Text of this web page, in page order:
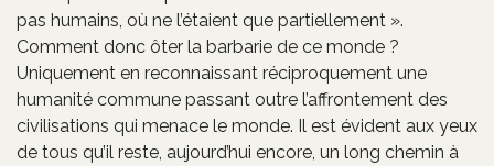
pas humains, où ne l’étaient que partiellement ».
Comment donc ôter la barbarie de ce monde ?
Uniquement en reconnaissant réciproquement une
humanité commune passant outre l’affrontement des
civilisations qui menace le monde. Il est évident aux yeux
de tous qu’il reste, aujourd’hui encore, un long chemin à